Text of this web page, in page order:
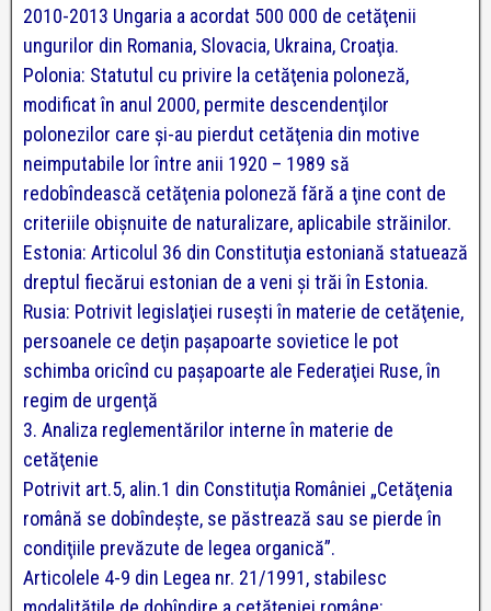
2010-2013 Ungaria a acordat 500 000 de cetăţenii
ungurilor din Romania, Slovacia, Ukraina, Croaţia.
Polonia: Statutul cu privire la cetăţenia poloneză,
modificat în anul 2000, permite descendenţilor
polonezilor care şi-au pierdut cetăţenia din motive
neimputabile lor între anii 1920 – 1989 să
redobîndească cetăţenia poloneză fără a ţine cont de
criteriile obişnuite de naturalizare, aplicabile străinilor.
Estonia: Articolul 36 din Constituţia estoniană statuează
dreptul fiecărui estonian de a veni şi trăi în Estonia.
Rusia: Potrivit legislaţiei ruseşti în materie de cetăţenie,
persoanele ce deţin paşapoarte sovietice le pot
schimba oricînd cu paşapoarte ale Federaţiei Ruse, în
regim de urgenţă
3. Analiza reglementărilor interne în materie de
cetăţenie
Potrivit art.5, alin.1 din Constituţia României „Cetăţenia
română se dobîndeşte, se păstrează sau se pierde în
condiţiile prevăzute de legea organică”.
Articolele 4-9 din Legea nr. 21/1991, stabilesc